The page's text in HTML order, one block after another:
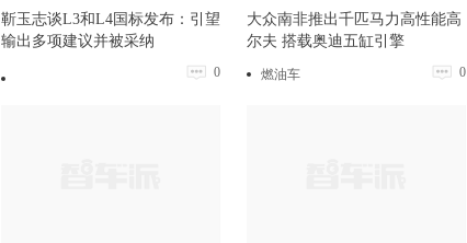
靳玉志谈L3和L4国标发布：引望
输出多项建议并被采纳
0
大众南非推出千匹马力高性能高
尔夫 搭载奥迪五缸引擎
燃油车 0